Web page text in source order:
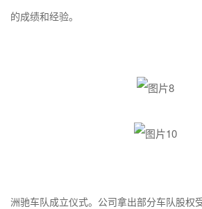
的成绩和经验。
洲驰车队成立仪式。公司拿出部分车队股权